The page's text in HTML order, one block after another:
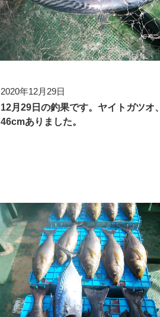
2020年12月29日
12月29日の釣果です。ヤイトガツオ、
46cmありました。